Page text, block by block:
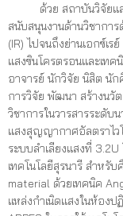
ด้วย สถาบันวิจัยแสง
สนับสนุนงานด้านวิชาการ
(IR) ไปจนถึงย่านเอกซ์เ
แสงซินโครตรอนและเทค
อาจารย์ นักวิจัย นิสิต นัก
การวิจัย พัฒนา สร้างนวั
วิชาการในวารสารระดับ
แสงสุญญากาศอัลตราไว
ระบบลำเลียงแสงที่
เทคโนโลยีสุรนารี สำหรั
material ด้วยเทคนิค
แหล่งกำเนิดแสงในห้อง